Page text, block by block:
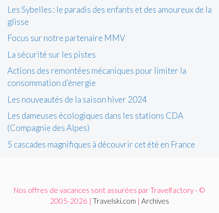
Les Sybelles : le paradis des enfants et des amoureux de la
glisse
Focus sur notre partenaire MMV
La sécurité sur les pistes
Actions des remontées mécaniques pour limiter la
consommation d’énergie
Les nouveautés de la saison hiver 2024
Les dameuses écologiques dans les stations CDA
(Compagnie des Alpes)
5 cascades magnifiques à découvrir cet été en France
Nos offres de vacances sont assurées par Travelfactory - ©
2005-2026 | Travelski.com | Archives